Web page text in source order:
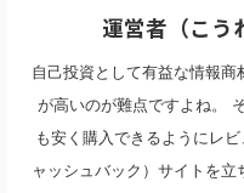
運営者（こう
自己投資として有益な情報商
が高いのが難点ですよね。
も安く購入できるようにレ
ャッシュバック）サイトを立